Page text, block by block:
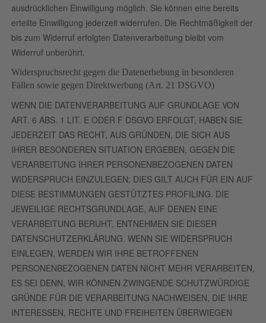
ausdrücklichen Einwilligung möglich. Sie können eine bereits
erteilte Einwilligung jederzeit widerrufen. Die Rechtmäßigkeit der
bis zum Widerruf erfolgten Datenverarbeitung bleibt vom
Widerruf unberührt.
Widerspruchsrecht gegen die Datenerhebung in besonderen
Fällen sowie gegen Direktwerbung (Art. 21 DSGVO)
WENN DIE DATENVERARBEITUNG AUF GRUNDLAGE VON
ART. 6 ABS. 1 LIT. E ODER F DSGVO ERFOLGT, HABEN SIE
JEDERZEIT DAS RECHT, AUS GRÜNDEN, DIE SICH AUS
IHRER BESONDEREN SITUATION ERGEBEN, GEGEN DIE
VERARBEITUNG IHRER PERSONENBEZOGENEN DATEN
WIDERSPRUCH EINZULEGEN; DIES GILT AUCH FÜR EIN AUF
DIESE BESTIMMUNGEN GESTÜTZTES PROFILING. DIE
JEWEILIGE RECHTSGRUNDLAGE, AUF DENEN EINE
VERARBEITUNG BERUHT, ENTNEHMEN SIE DIESER
DATENSCHUTZERKLÄRUNG. WENN SIE WIDERSPRUCH
EINLEGEN, WERDEN WIR IHRE BETROFFENEN
PERSONENBEZOGENEN DATEN NICHT MEHR VERARBEITEN,
ES SEI DENN, WIR KÖNNEN ZWINGENDE SCHUTZWÜRDIGE
GRÜNDE FÜR DIE VERARBEITUNG NACHWEISEN, DIE IHRE
INTERESSEN, RECHTE UND FREIHEITEN ÜBERWIEGEN